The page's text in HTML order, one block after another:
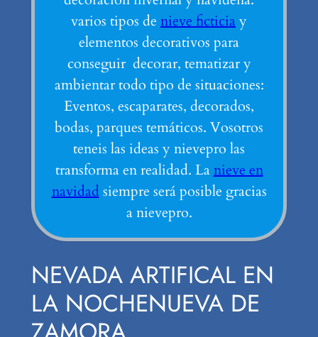
varios tipos de nieve ficticia y
elementos decorativos para
conseguir decorar, tematizar y
ambientar todo tipo de situaciones:
Eventos, escaparates, decorados,
bodas, parques temáticos. Vosotros
teneis las ideas y nievepro las
transforma en realidad. La nieve en
navidad siempre será posible gracias
a nievepro.
NEVADA ARTIFICAL EN
LA NOCHENUEVA DE